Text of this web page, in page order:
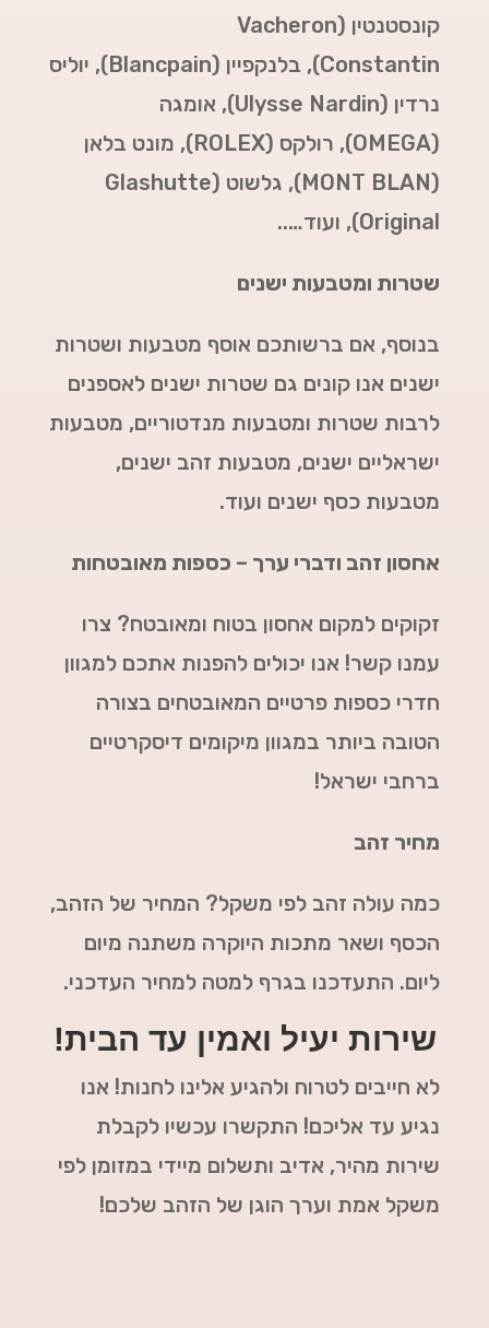
קונסטנטין (Vacheron
Constantin),
בלנקפיין (Blancpain),
יוליס
נרדין (Ulysse Nardin),
אומגה
(
OMEGA
), רולקס (ROLEX
), מונט בלאן
(
MONT BLAN
),
גלשוט (Glashutte
Original),
ועוד…..
שטרות ומטבעות ישנים
בנוסף, אם ברשותכם אוסף מטבעות ושטרות
ישנים אנו קונים גם שטרות ישנים לאספנים
לרבות שטרות ומטבעות מנדטוריים, מטבעות
ישראליים ישנים, מטבעות זהב ישנים,
מטבעות כסף ישנים ועוד.
אחסון זהב ודברי ערך – כספות מאובטחות
זקוקים למקום אחסון בטוח ומאובטח? צרו
עמנו קשר! אנו יכולים להפנות אתכם למגוון
חדרי כספות פרטיים המאובטחים בצורה
הטובה ביותר במגוון מיקומים דיסקרטיים
ברחבי ישראל!
מחיר זהב
כמה עולה זהב לפי משקל? המחיר של הזהב,
הכסף ושאר מתכות היוקרה משתנה מיום
ליום. התעדכנו בגרף למטה למחיר העדכני.
שירות יעיל ואמין עד הבית!
לא חייבים לטרוח ולהגיע אלינו לחנות! אנו
נגיע עד אליכם! התקשרו עכשיו לקבלת
שירות מהיר, אדיב ותשלום מיידי במזומן לפי
משקל אמת וערך הוגן של הזהב שלכם!